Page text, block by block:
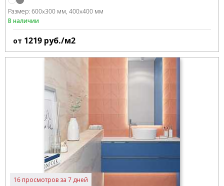
Размер: 600x300 мм 400x400 мм
В наличии
от 1219 руб./м2
16 просмотров за 7 дней